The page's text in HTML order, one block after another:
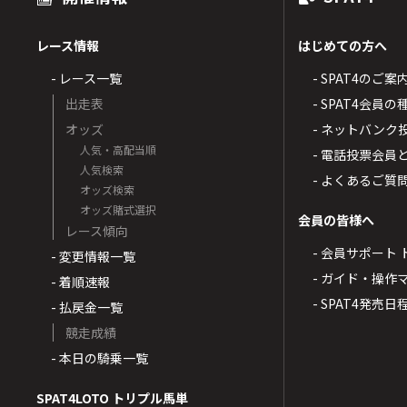
レース情報
- レース一覧
出走表
オッズ
人気・高配当順
人気検索
オッズ検索
オッズ賭式選択
レース傾向
- 変更情報一覧
- 着順速報
- 払戻金一覧
競走成績
- 本日の騎乗一覧
SPAT4LOTO トリプル馬単
はじめての方へ
- SPAT4のご案
- SPAT4会員の
- ネットバンク
- 電話投票会員
- よくあるご質
会員の皆様へ
- 会員サポート
- ガイド・操作
- SPAT4発売日